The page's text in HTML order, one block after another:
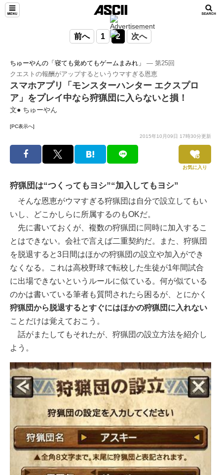
前へ 1 2 次へ
ちゅーやんの「寝ても覚めてもゲームまみれ」 ― 第25回
クエストの報酬がアップするというウマすぎる恩恵
スマホアプリ「モンスターハンター エクスプロ
ア」をプレイ中なら狩猟団に入らないと損！
文● ちゅーやん
[PC表示へ]
2015年10月09日 17時30分更新
お気に入り
狩猟団は“つくってもヨシ”“加入してもヨシ”
そんな恩恵がウマすぎる狩猟団は自分で設立してもい
いし、どこかしらに所属するのもOKだ。
先に書いておくが、複数の狩猟団に同時に加入するこ
とはできない。会社で言えば二重契約だ。また、狩猟団
を脱退すると3日間はほかの狩猟団の設立や加入ができ
なくなる。これは高校野球で転校した生徒が1年間試合
に出場できないというルールに似ている。何が似ている
のかは書いている筆者も質問されたら困るが、とにかく
狩猟団から脱退するとすぐにはほかの狩猟団に入れない
ことだけは覚えておこう。
話がまたしてもそれたが、狩猟団の設立方法を紹介し
よう。